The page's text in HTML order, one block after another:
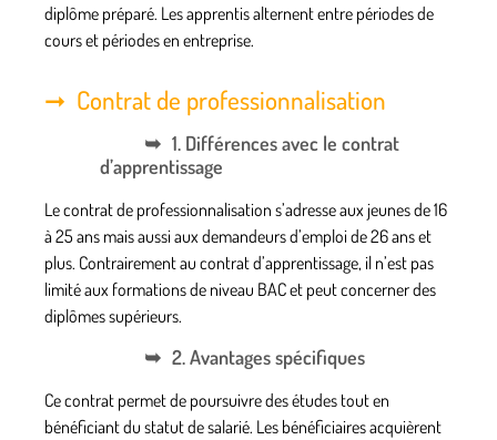
diplôme préparé. Les apprentis alternent entre périodes de
cours et périodes en entreprise.
Contrat de professionnalisation
1. Différences avec le contrat
d’apprentissage
Le contrat de professionnalisation s’adresse aux jeunes de 16
à 25 ans mais aussi aux demandeurs d’emploi de 26 ans et
plus. Contrairement au contrat d’apprentissage, il n’est pas
limité aux formations de niveau BAC et peut concerner des
diplômes supérieurs.
2. Avantages spécifiques
Ce contrat permet de poursuivre des études tout en
bénéficiant du statut de salarié. Les bénéficiaires acquièrent